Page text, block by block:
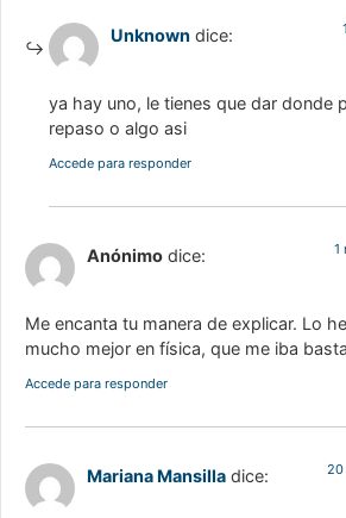
Unknown dice:
ya hay uno, le tienes que dar donde
repaso o algo asi
Accede para responder
Anónimo dice: 1
Me encanta tu manera de explicar. Lo
mucho mejor en física, que me iba
Accede para responder
Mariana Mansilla dice: 20